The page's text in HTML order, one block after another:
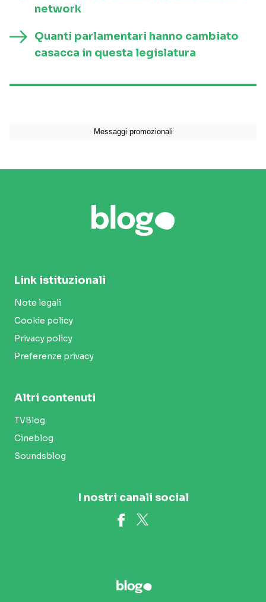
network
Quanti parlamentari hanno cambiato
casacca in questa legislatura
Link istituzionali
Note legali
Cookie policy
Privacy policy
Preferenze privacy
Altri contenuti
TVBlog
Cineblog
Soundsblog
I nostri canali social